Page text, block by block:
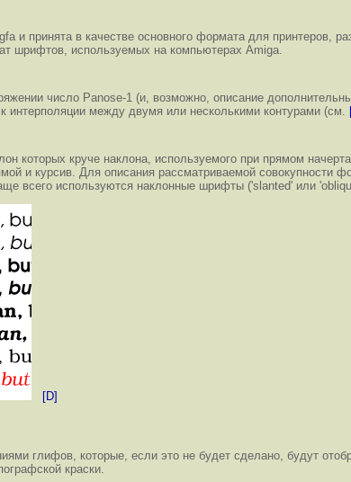
и принята в качестве основного формата для принтеров,
шрифтов, используемых на компьютерах Amiga.
число Panose-1 (и, возможно, описание
интерполяции между двумя или несколькими контурами (см.
которых круче наклона, используемого при прямом
и курсив. Для описания рассматриваемой совокупности
всего используются наклонные шрифты ('slanted' или
[D]
глифов, которые, если это не будет сделано, будут
краски.